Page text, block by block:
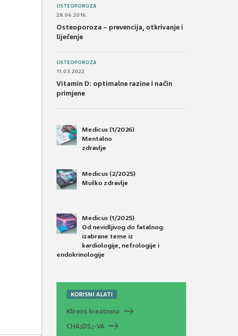
OSTEOPOROZA
28.06.2016.
Osteoporoza – prevencija, otkrivanje i
liječenje
OSTEOPOROZA
11.03.2022.
Vitamin D: optimalne razine i način
primjene
Medicus (1/2026)
Mentalno
zdravlje
Medicus (2/2025)
Muško zdravlje
Medicus (1/2025)
Od nevidljivog do fatalnog:
izabrane teme iz
kardiologije, nefrologije i
endokrinologije
KORISNI ALATI
Klirens kreatinina
CHA2DS2-VA